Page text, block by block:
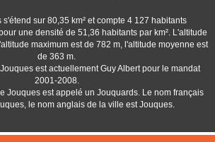
sur 80,35 km² et compte 4 127 habitants
une densité de 51,36 habitants par km². L'altitude
maximum est de 782 m, l'altitude moyenne est
de 363 m.
est actuellement Guy Albert pour le mandat
2001-2008.
Jouques est appelé un Jouquards. Le nom français
le nom anglais de la ville est Jouques.